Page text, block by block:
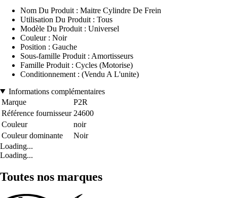
Nom Du Produit : Maitre Cylindre De Frein
Utilisation Du Produit : Tous
Modèle Du Produit : Universel
Couleur : Noir
Position : Gauche
Sous-famille Produit : Amortisseurs
Famille Produit : Cycles (Motorise)
Conditionnement : (Vendu A L'unite)
Informations complémentaires
Marque
P2R
Référence fournisseur 24600
Couleur
noir
Couleur dominante
Noir
Loading...
Loading...
Toutes nos marques